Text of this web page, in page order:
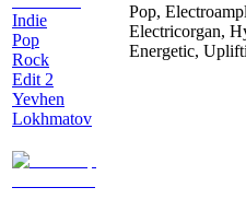
Indie
Pop
Rock
Edit 2
Yevhen
Lokhmatov
Pop,
Electricorgan,
Energetic,